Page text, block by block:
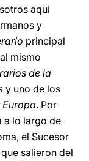
aquí
y
principal
mismo
de la
y uno de los
Europa. Por
a lo largo de
el Sucesor
salieron del